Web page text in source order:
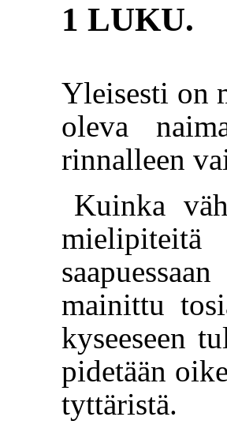
1 LUKU.
Yleisesti on
oleva
rinnalleen
Kuinka
mainittu
kyseeseen
pidetään
tyttäristä.